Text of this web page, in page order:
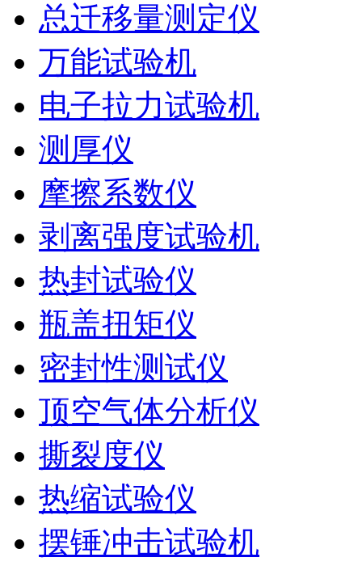
总迁移量测定仪
万能试验机
电子拉力试验机
测厚仪
摩擦系数仪
剥离强度试验机
热封试验仪
瓶盖扭矩仪
密封性测试仪
顶空气体分析仪
撕裂度仪
热缩试验仪
摆锤冲击试验机